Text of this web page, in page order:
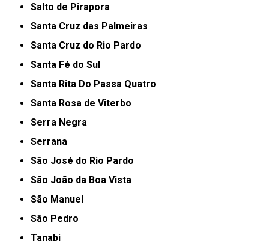
Salto de Pirapora
Santa Cruz das Palmeiras
Santa Cruz do Rio Pardo
Santa Fé do Sul
Santa Rita Do Passa Quatro
Santa Rosa de Viterbo
Serra Negra
Serrana
São José do Rio Pardo
São João da Boa Vista
São Manuel
São Pedro
Tanabi